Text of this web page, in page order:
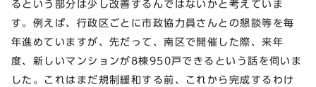
るという部分は少し改善するんではないかと考えていま
す。例えば、行政区ごとに市政協力員さんとの懇談等を毎
年進めていますが、先だって、南区で開催した際、来年
度、新しいマンションが8棟950戸できるという話を伺いま
した。これはまだ規制緩和する前、これから完成するわけ